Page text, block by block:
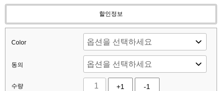
할인정보
Color
동의
수량 +1 -1